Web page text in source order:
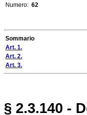
Numero: 62
Sommario
Art. 1.
Art. 2.
Art. 3.
§ 2.3.140 -